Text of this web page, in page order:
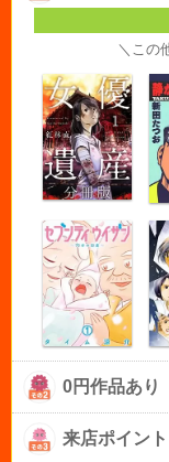
＼この
0円作品あり
来店ポイント